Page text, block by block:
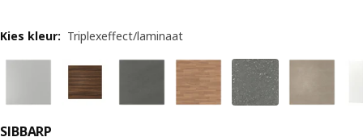
SIBBARP
Kies kleur: Triplexeffect/laminaat